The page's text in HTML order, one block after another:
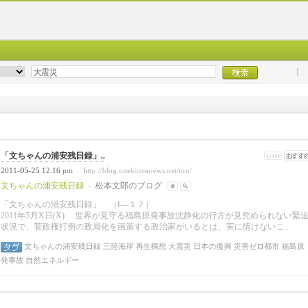
「文ちゃんの浦安残日録」..
2011-05-25 12:16 pm http://blog.onekoreanews.net/nrn/
文ちゃんの浦安残日録 -
松本文郎のブログ
「文ちゃんの浦安残日録」 （Ⅰ―１７）
2011年5月X日(X)
世界が見守る福島原発事故沈静化の行方が見究められない緊迫
状況で、菅政権打倒の政局化を画策する政治家がいるとは、実に情けないこ..
文ちゃんの浦安残日録 三陸海岸 再生構想 大震災 日本の復興 災害ゼロ都市 福島原
発事故 自然エネルギー